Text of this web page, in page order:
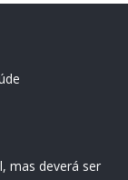
mas deverá ser